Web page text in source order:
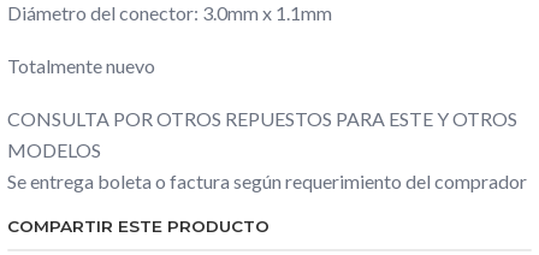
Diámetro del conector: 3.0mm x 1.1mm
Totalmente nuevo
CONSULTA POR OTROS REPUESTOS PARA ESTE Y OTROS
MODELOS
Se entrega boleta o factura según requerimiento del comprador
COMPARTIR ESTE PRODUCTO